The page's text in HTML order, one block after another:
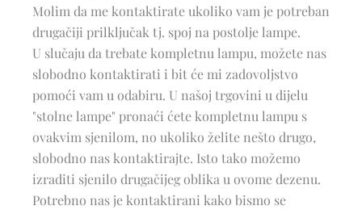
Molim da me kontaktirate ukoliko vam je potreban
drugačiji prilključak tj. spoj na postolje lampe.
U slučaju da trebate kompletnu lampu, možete nas
slobodno kontaktirati i bit će mi zadovoljstvo
pomoći vam u odabiru. U našoj trgovini u dijelu
"stolne lampe" pronaći ćete kompletnu lampu s
ovakvim sjenilom, no ukoliko želite nešto drugo,
slobodno nas kontaktirajte. Isto tako možemo
izraditi sjenilo drugačijeg oblika u ovome dezenu.
Potrebno nas je kontaktirani kako bismo se